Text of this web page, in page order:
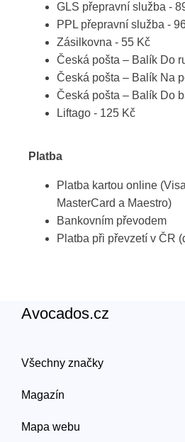
GLS přepravní služba -
PPL přepravní služba -
Zásilkovna - 55 Kč
Česká pošta – Balík Do
Česká pošta – Balík Na
Česká pošta – Balík Do
Liftago - 125 Kč
Platba
Platba kartou online
MasterCard a Maestro)
Bankovním převodem
Platba při převzetí v ČR
Avocados.cz
Všechny značky
Magazín
Mapa webu